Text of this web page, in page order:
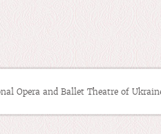
Opera and Ballet Theatre of